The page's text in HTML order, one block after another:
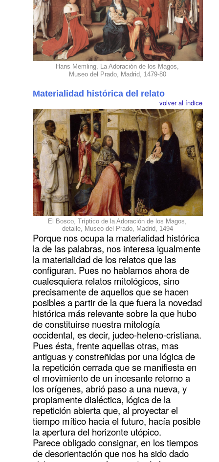
Hans Memling, La Adoración de los Magos,
Museo del Prado, Madrid, 1479-80
Materialidad histórica del relato
volver al índice
El Bosco, Tríptico de la Adoración de los Magos,
detalle, Museo del Prado, Madrid, 1494
Porque nos ocupa la materialidad histórica
la de las palabras, nos interesa igualmente
la materialidad de los relatos que las
configuran. Pues no hablamos ahora de
cualesquiera relatos mitológicos, sino
precisamente de aquellos que se hacen
posibles a partir de la que fuera la novedad
histórica más relevante sobre la que hubo
de constituirse nuestra mitología
occidental, es decir, judeo-heleno-cristiana.
Pues ésta, frente aquellas otras, mas
antiguas y constreñidas por una lógica de
la repetición cerrada que se manifiesta en
el movimiento de un incesante retorno a
los orígenes, abrió paso a una nueva, y
propiamente dialéctica, lógica de la
repetición abierta que, al proyectar el
tiempo mítico hacia el futuro, hacía posible
la apertura del horizonte utópico.
Parece obligado consignar, en los tiempos
de desorientación que nos ha sido dado